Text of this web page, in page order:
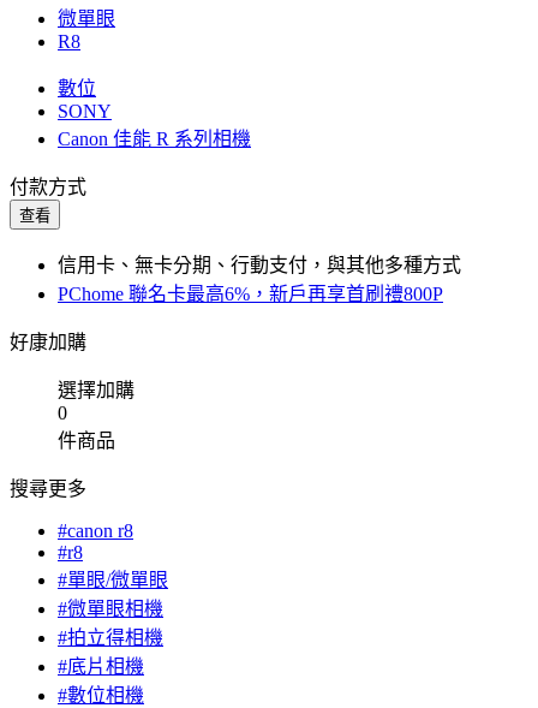
微單眼
R8
數位
SONY
Canon 佳能 R 系列相機
付款方式
查看
信用卡、無卡分期、行動支付，與其他多種方式
PChome 聯名卡最高6%，新戶再享首刷禮800P
好康加購
選擇加購
0
件商品
搜尋更多
#canon r8
#r8
#單眼/微單眼
#微單眼相機
#拍立得相機
#底片相機
#數位相機